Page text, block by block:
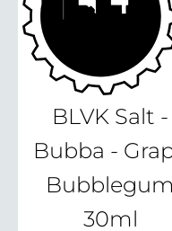
BLVK Salt -
Bubba -
Bubblegum
30ml